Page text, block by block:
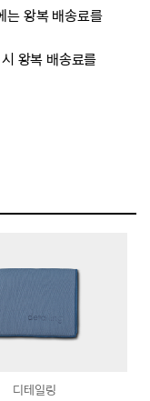
는 왕복 배송료를
왕복 배송료를
디테일링